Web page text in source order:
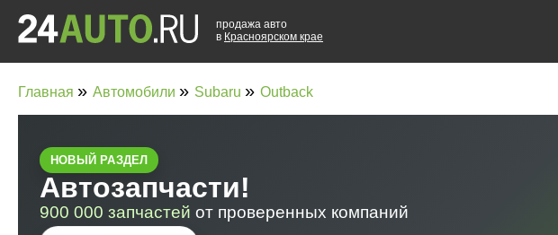
продажа авто
в Красноярском крае
Главная » Автомобили » Subaru » Outback